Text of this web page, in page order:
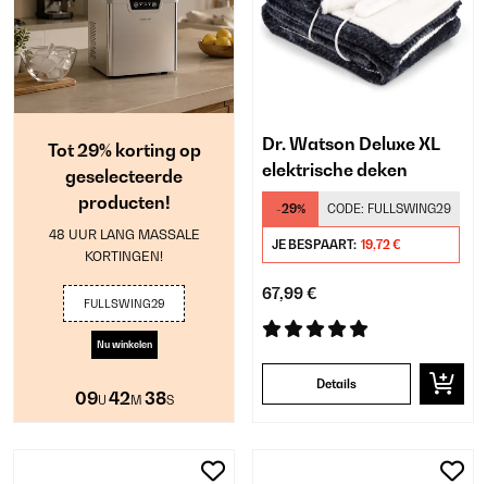
Tot 29% korting op
geselecteerde
producten!
48 UUR LANG MASSALE
KORTINGEN!
FULLSWING29
Nu winkelen
09U 42M 37S
Dr. Watson Deluxe XL
elektrische deken
-29% CODE: FULLSWING29
JE BESPAART: 19,72 €
67,99 €
Details